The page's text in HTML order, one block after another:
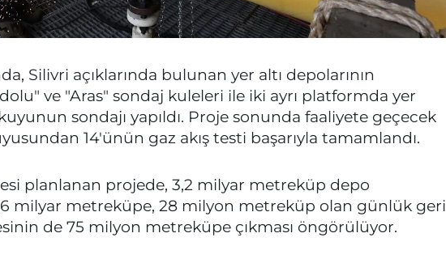
Silivri açıklarında bulunan yer altı depolarının
ve "Aras" sondaj kuleleri ile iki ayrı platformda yer
sondajı yapıldı. Proje sonunda faaliyete geçecek
14'ünün gaz akış testi başarıyla tamamlandı.
planlanan projede, 3,2 milyar metreküp depo
milyar metreküpe, 28 milyon metreküp olan günlük geri
de 75 milyon metreküpe çıkması öngörülüyor.